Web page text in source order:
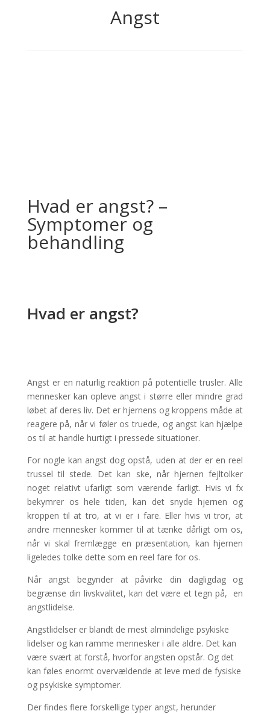
Angst
Hvad er angst? –
Symptomer og
behandling
Hvad er angst?
Angst er en naturlig reaktion på potentielle trusler. Alle
mennesker kan opleve angst i større eller mindre grad
løbet af deres liv. Det er hjernens og kroppens måde at
reagere på, når vi føler os truede, og angst kan hjælpe
os til at handle hurtigt i pressede situationer.
For nogle kan angst dog opstå, uden at der er en reel
trussel til stede. Det kan ske, når hjernen fejltolker
noget relativt ufarligt som værende farligt. Hvis vi fx
bekymrer os hele tiden, kan det snyde hjernen og
kroppen til at tro, at vi er i fare. Eller hvis vi tror, at
andre mennesker kommer til at tænke dårligt om os,
når vi skal fremlægge en præsentation, kan hjernen
ligeledes tolke dette som en reel fare for os.
Når angst begynder at påvirke din dagligdag og
begrænse din livskvalitet, kan det være et tegn på, en
angstlidelse.
Angstlidelser er blandt de mest almindelige psykiske
lidelser og kan ramme mennesker i alle aldre. Det kan
være svært at forstå, hvorfor angsten opstår. Og det
kan føles enormt overvældende at leve med de fysiske
og psykiske symptomer.
Der findes flere forskellige typer angst, herunder